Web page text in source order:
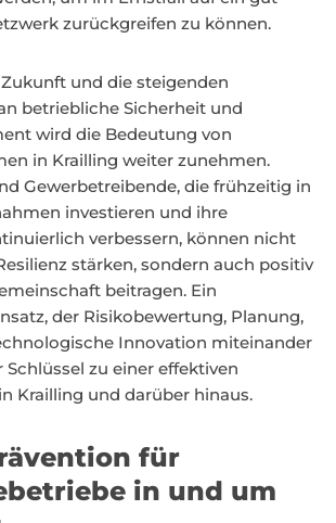
zurückgreifen zu können.
und die steigenden
betriebliche Sicherheit und
wird die Bedeutung von
in Krailling weiter zunehmen.
Gewerbetreibende, die frühzeitig in
investieren und ihre
verbessern, können nicht
stärken, sondern auch positiv
beitragen. Ein
der Risikobewertung, Planung,
Innovation miteinander
zu einer effektiven
Krailling und darüber hinaus.
für
in und um